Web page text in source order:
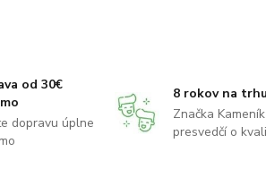
od 30€
dopravu úplne
8 rokov na trhu
Značka
presvedčí o